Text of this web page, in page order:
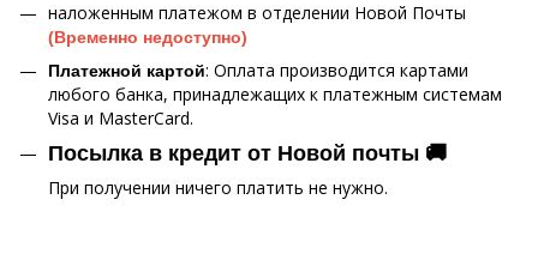
наложенным платежом в отделении Новой Почты
(Временно недоступно)
Платежной картой: Оплата производится картами
любого банка, принадлежащих к платежным системам
Visa и MasterCard.
Посылка в кредит от Новой почты 🚚
При получении ничего платить не нужно.